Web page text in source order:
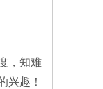
，知难
兴趣！